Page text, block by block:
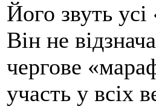
Його звуть
Він не
чергове
участь у всіх